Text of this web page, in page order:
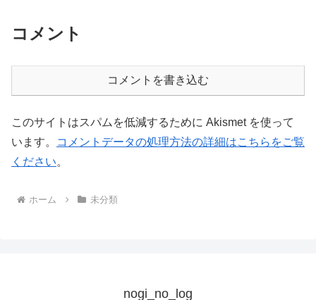
コメント
コメントを書き込む
このサイトはスパムを低減するために Akismet を使って
います。
コメントデータの処理方法の詳細はこちらをご覧
ください。
ホーム 未分類
nogi_no_log